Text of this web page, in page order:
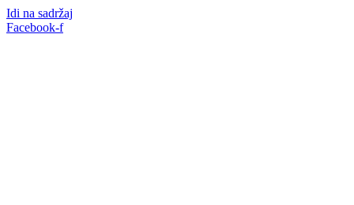
Idi na sadržaj
Facebook-f